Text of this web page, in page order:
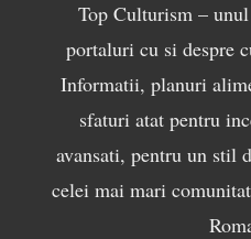
Top Culturism –
portaluri cu si despre
Informatii, planuri
sfaturi atat pentru
avansati, pentru un stil
celei mai mari